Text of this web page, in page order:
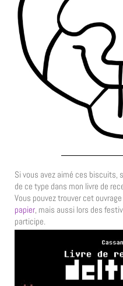
Si vous avez aimé ces biscuits,
de ce type dans mon livre de
Vous pouvez trouver cet
papier, mais aussi lors des
participe.